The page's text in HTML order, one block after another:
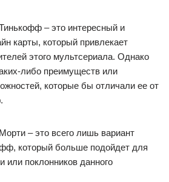
– это интересный и
карты, который привлекает
этого мультсериала. Однако
либо преимуществ или
которые бы отличали ее от
– это всего лишь вариант
который больше подойдет для
или поклонников данного